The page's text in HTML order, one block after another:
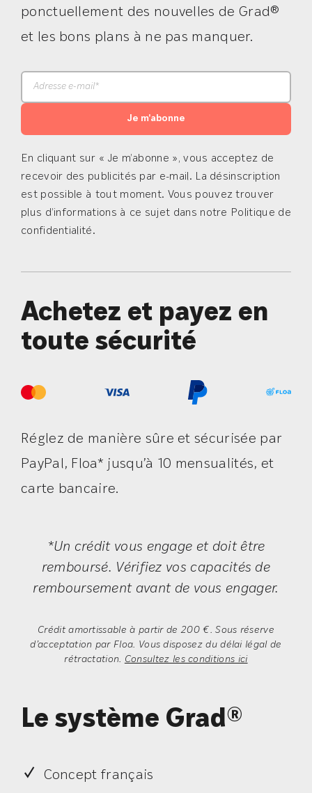
ponctuellement des nouvelles de Grad®
et les bons plans à ne pas manquer.
Je m'abonne
En cliquant sur « Je m’abonne », vous acceptez de
recevoir des publicités par e-mail. La désinscription
est possible à tout moment. Vous pouvez trouver
plus d’informations à ce sujet dans notre Politique de
confidentialité.
Achetez et payez en
toute sécurité
Réglez de manière sûre et sécurisée par
PayPal, Floa* jusqu’à 10 mensualités, et
carte bancaire.
*Un crédit vous engage et doit être
remboursé. Vérifiez vos capacités de
remboursement avant de vous engager.
Crédit amortissable à partir de 200 €. Sous réserve
d’acceptation par Floa. Vous disposez du délai légal de
rétractation. Consultez les conditions ici
Le système Grad®
Concept français